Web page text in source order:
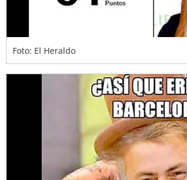
Foto: El Heraldo